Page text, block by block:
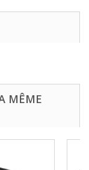
MÊME